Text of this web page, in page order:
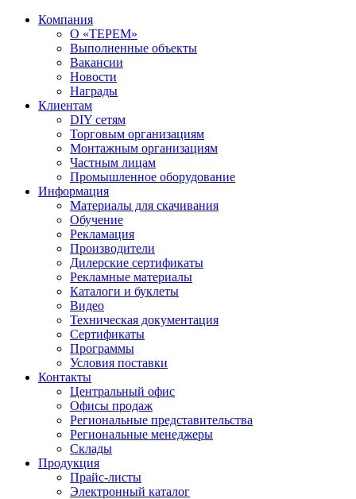
Компания
О «ТЕРЕМ»
Выполненные объекты
Вакансии
Новости
Награды
Клиентам
DIY сетям
Торговым организациям
Монтажным организациям
Частным лицам
Промышленное оборудование
Информация
Материалы для скачивания
Обучение
Рекламация
Производители
Дилерские сертификаты
Рекламные материалы
Каталоги и буклеты
Видео
Техническая документация
Сертификаты
Программы
Условия поставки
Контакты
Центральный офис
Офисы продаж
Региональные представительства
Региональные менеджеры
Склады
Продукция
Прайс-листы
Электронный каталог